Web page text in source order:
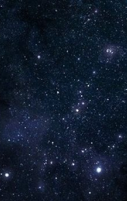
de films